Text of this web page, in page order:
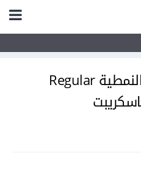
التعابير النمطية Regular